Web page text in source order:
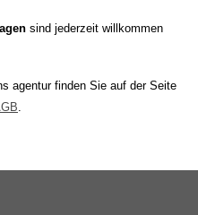
sind jederzeit willkommen
agentur finden Sie auf der Seite
.